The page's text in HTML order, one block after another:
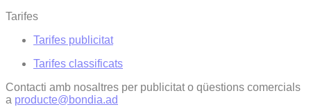
Tarifes
Tarifes publicitat
Tarifes classificats
Contacti amb nosaltres per publicitat o qüestions comercials
a producte@bondia.ad